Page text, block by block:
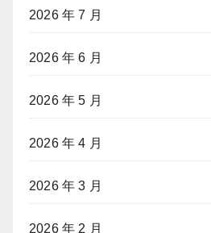
2026 年 7 月
2026 年 6 月
2026 年 5 月
2026 年 4 月
2026 年 3 月
2026 年 2 月